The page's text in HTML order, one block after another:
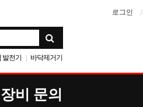
로그인
발전기 | 바닥제거기
도로캇팅기
방음형 발전기
장비 문의